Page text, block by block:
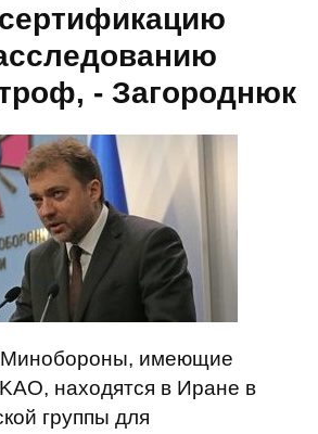
- Загороднюк
Минобороны, имеющие
находятся в Иране в
группы для